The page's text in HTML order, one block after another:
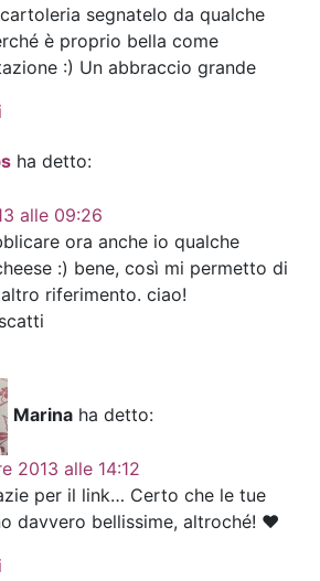
segnatelo da qualche
è proprio bella come
:) Un abbraccio grande
ha detto:
alle 09:26
ora anche io qualche
:) bene, così mi permetto di
riferimento. ciao!
Marina ha detto:
2013 alle 14:12
per il link… Certo che le tue
davvero bellissime, altroché! ♥